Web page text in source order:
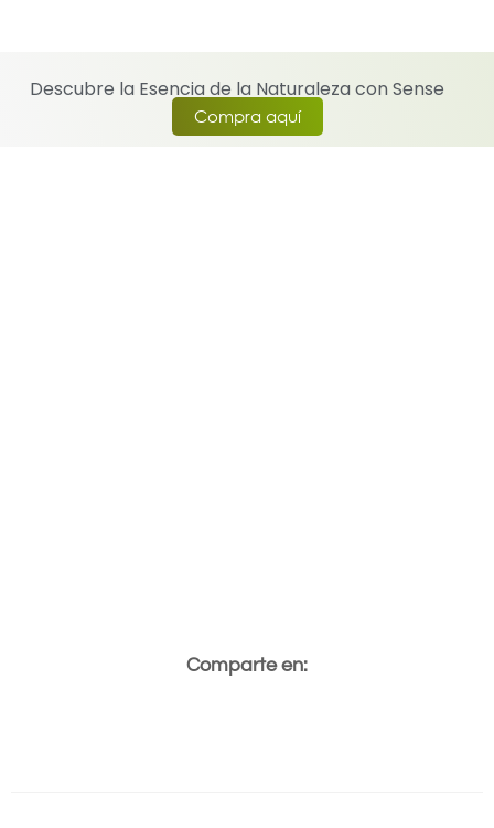
Descubre la Esencia de la Naturaleza con Sense
Compra aquí
Comparte en: